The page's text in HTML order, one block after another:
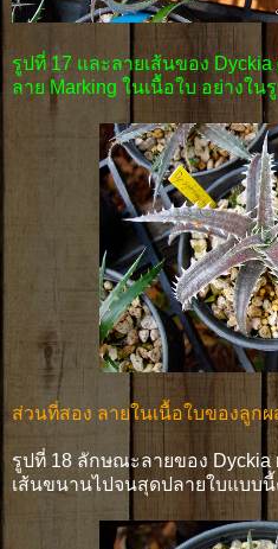
รูปที่ 17 และลายเส้นของ Dyckia
ลาย Marking ในเนื้อใบ อย่างใน
ส่วนที่สอง ลายในเนื้อใบของลูกผ
รูปที่ 18 ลักษณะลายของ Dyckia
เส้นขนานไปจนสุดปลายใบแบบ